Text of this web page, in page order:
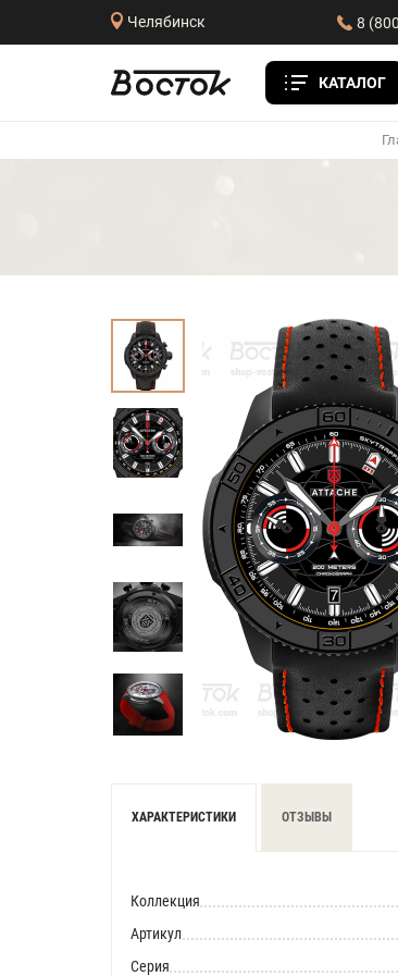
Челябинск 8
КАТАЛОГ
ХАРАКТЕРИСТИКИ ОТЗЫВЫ
Коллекция
Артикул
Серия